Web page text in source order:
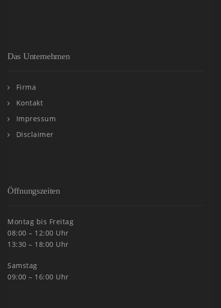
Das Unternehmen
Firma
Kontakt
Impressum
Disclaimer
Öffnungszeiten
Montag bis Freitag
08:00 – 12:00 Uhr
13:30 – 18:00 Uhr
Samstag
09:00 – 16:00 Uhr